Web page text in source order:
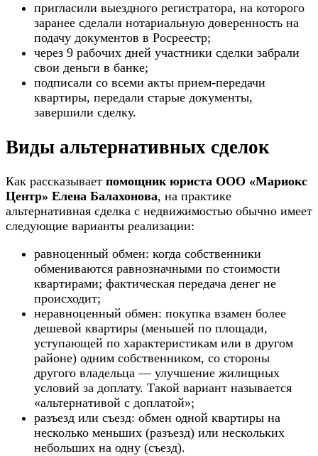
пригласили выездного регистратора, на которого
заранее сделали нотариальную доверенность на
подачу документов в Росреестр;
через 9 рабочих дней участники сделки забрали
свои деньги в банке;
подписали со всеми акты прием-передачи
квартиры, передали старые документы,
завершили сделку.
Виды альтернативных сделок
Как рассказывает помощник юриста ООО «Мариокс
Центр» Елена Балахонова, на практике
альтернативная сделка с недвижимостью обычно имеет
следующие варианты реализации:
равноценный обмен: когда собственники
обмениваются равнозначными по стоимости
квартирами; фактическая передача денег не
происходит;
неравноценный обмен: покупка взамен более
дешевой квартиры (меньшей по площади,
уступающей по характеристикам или в другом
районе) одним собственником, со стороны
другого владельца — улучшение жилищных
условий за доплату. Такой вариант называется
«альтернативой с доплатой»;
разъезд или съезд: обмен одной квартиры на
несколько меньших (разъезд) или нескольких
небольших на одну (съезд).